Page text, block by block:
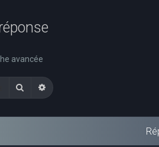
avancée
RechercherRecherche avancée